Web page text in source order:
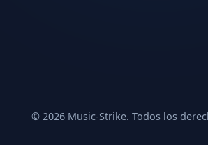
© 2026 Music-Strike. Todos los